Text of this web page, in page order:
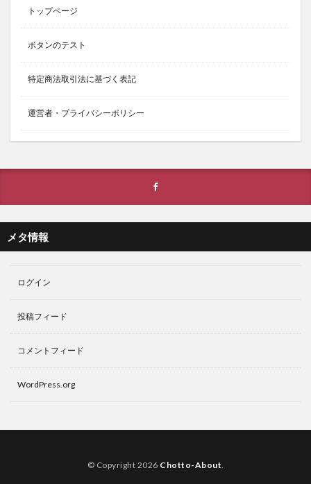
トップページ
ボタンのテスト
特定商法取引法に基づく表記
運営者・プライバシーポリシー
メタ情報
ログイン
投稿フィード
コメントフィード
WordPress.org
© Copyright 2026 Chotto-About